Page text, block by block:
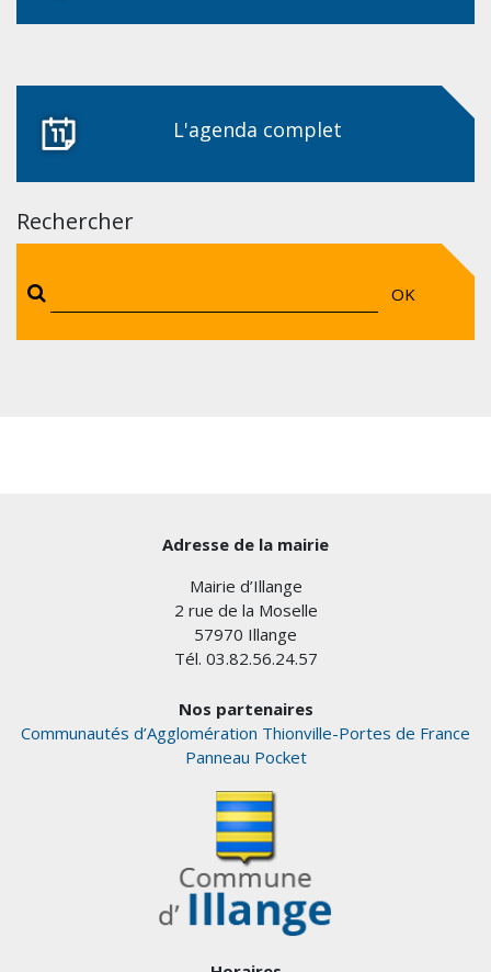
L'agenda complet
Rechercher
OK
Adresse de la mairie
Mairie d’Illange
2 rue de la Moselle
57970 Illange
Tél. 03.82.56.24.57
Nos partenaires
Communautés d’Agglomération Thionville-Portes de France
Panneau Pocket